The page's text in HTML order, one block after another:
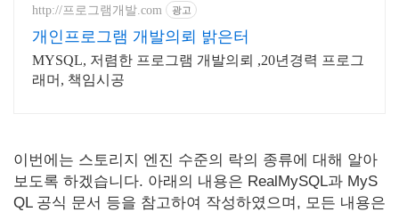
http://프로그램개발.com 광고
개인프로그램 개발의뢰 밝은터
MYSQL, 저렴한 프로그램 개발의뢰 ,20년경력 프로그
래머, 책임시공
이번에는 스토리지 엔진 수준의 락의 종류에 대해 알아
보도록 하겠습니다. 아래의 내용은 RealMySQL과 MyS
QL 공식 문서 등을 참고하여 작성하였으며, 모든 내용은